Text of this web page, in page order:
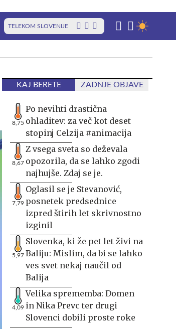
TELEKOM SLOVENIJE
KAJ BERETE ZADNJE OBJAVE
8,75
Po nevihti drastična
ohladitev: za več kot deset
stopinj Celzija #animacija
8,67
Z vsega sveta so deževala
opozorila, da se lahko zgodi
najhujše. Zdaj se je.
7,79
Oglasil se je Stevanović,
posnetek predsednice
izpred štirih let skrivnostno
izginil
5,97
Slovenka, ki že pet let živi na
Baliju: Mislim, da bi se lahko
ves svet nekaj naučil od
Balija
4,09
Velika sprememba: Domen
in Nika Prevc ter drugi
Slovenci dobili proste roke